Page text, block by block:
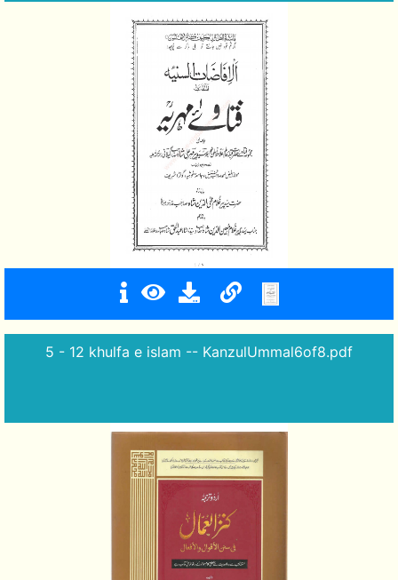
5 - 12 khulfa e islam -- KanzulUmmal6of8.pdf